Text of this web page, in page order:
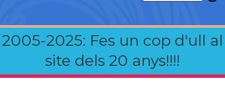
2005-2025: Fes un cop d'ull al
site dels 20 anys!!!!